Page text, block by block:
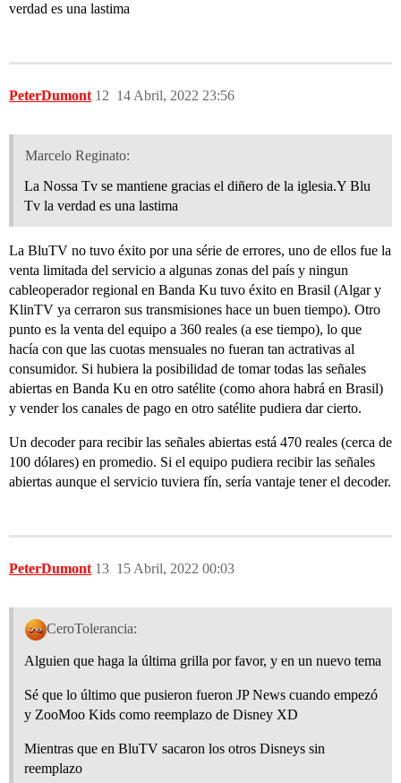
verdad es una lastima
PeterDumont 14 Abril, 2022 23:56
12
Marcelo Reginato:
La Nossa Tv se mantiene gracias el diñero de la iglesia.Y Blu
Tv la verdad es una lastima
La BluTV no tuvo éxito por una série de errores, uno de ellos fue la
venta limitada del servicio a algunas zonas del país y ningun
cableoperador regional en Banda Ku tuvo éxito en Brasil (Algar y
KlinTV ya cerraron sus transmisiones hace un buen tiempo). Otro
punto es la venta del equipo a 360 reales (a ese tiempo), lo que
hacía con que las cuotas mensuales no fueran tan actrativas al
consumidor. Si hubiera la posibilidad de tomar todas las señales
abiertas en Banda Ku en otro satélite (como ahora habrá en Brasil)
y vender los canales de pago en otro satélite pudiera dar cierto.
Un decoder para recibir las señales abiertas está 470 reales (cerca de
100 dólares) en promedio. Si el equipo pudiera recibir las señales
abiertas aunque el servicio tuviera fín, sería vantaje tener el decoder.
PeterDumont 15 Abril, 2022 00:03
13
CeroTolerancia:
Alguien que haga la última grilla por favor, y en un nuevo tema
Sé que lo último que pusieron fueron JP News cuando empezó
y ZooMoo Kids como reemplazo de Disney XD
Mientras que en BluTV sacaron los otros Disneys sin
reemplazo